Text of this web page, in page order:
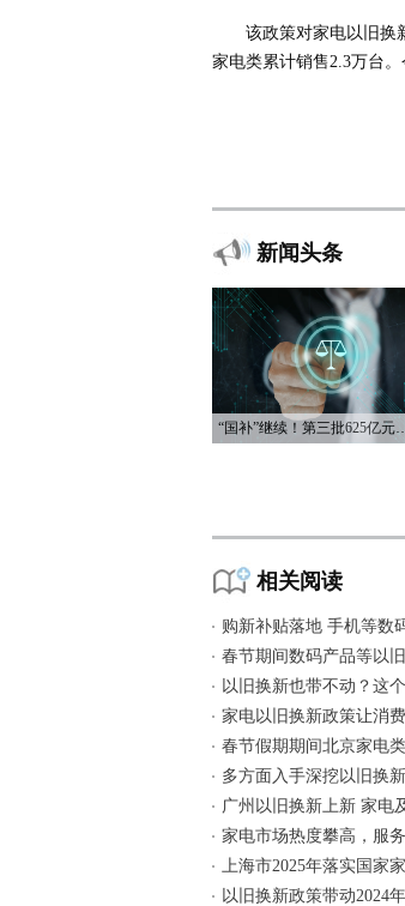
该政策对家电以旧换
家电类累计销售2.3万台
新闻头条
“国补”继续！第三
相关阅读
购新补贴落地 手机等数
春节期间数码产品等以
以旧换新也带不动？这
家电以旧换新政策让消
春节假期期间北京家电
多方面入手深挖以旧换
广州以旧换新上新 家电
家电市场热度攀高，服
上海市2025年落实国家
以旧换新政策带动2024